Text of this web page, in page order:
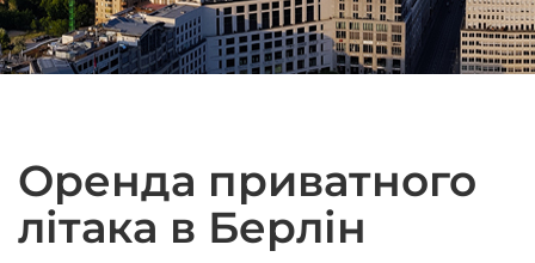
Оренда приватного
літака в Берлін